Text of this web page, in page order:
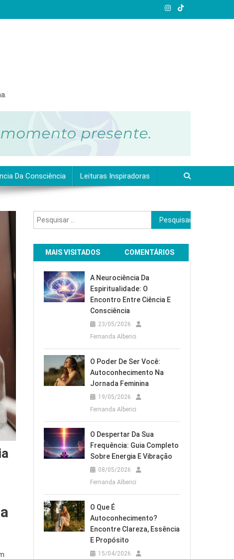
Da Consciência Leituras Inspiradoras
Pesquisar
por:
MAIS VISITADOS COMENTÁRIOS
A Neurociência Da
Espiritualidade: O
Encontro Entre Ciência E
Consciência
23/05/2026
Fernanda Alberici
O Poder De Ser Você:
Autoconhecimento Na
Jornada Feminina
19/05/2026
Fernanda Alberici
O Despertar Da Sua
Frequência: Guia Completo
Sobre Energia E Vibração
08/05/2026
Fernanda Alberici
O Que É
Autoconhecimento?
Encontre Clareza, Essência
E Propósito
15/04/2026